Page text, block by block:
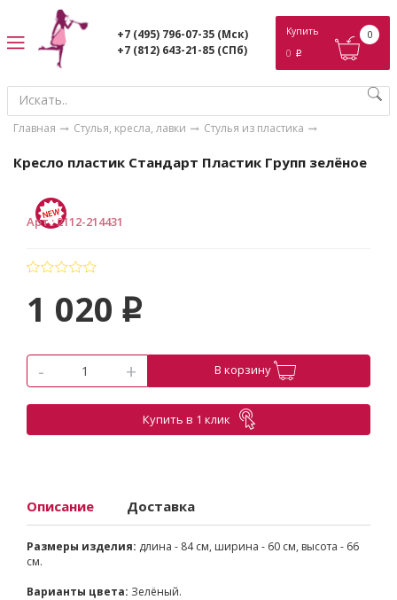
+7 (495) 796-07-35 (Мск)
+7 (812) 643-21-85 (СПб)
Купить
0 p
0
Главная Стулья, кресла, лавки Стулья из пластика
Кресло пластик Стандарт Пластик Групп зелёное
Арт.:2112-214431
1 020 p
- + В корзину
Купить в 1 клик
Описание Доставка
Размеры изделия: длина - 84 см, ширина - 60 см, высота - 66
см.
Варианты цвета: Зелёный.